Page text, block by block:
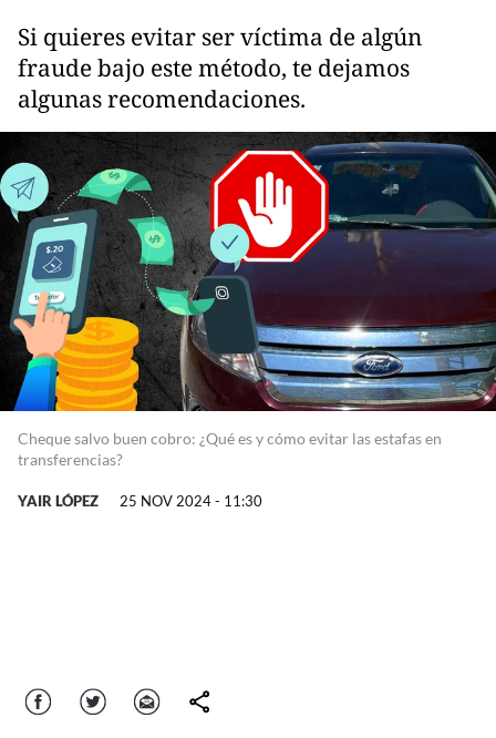
Si quieres evitar ser víctima de algún
fraude bajo este método, te dejamos
algunas recomendaciones.
Cheque salvo buen cobro: ¿Qué es y cómo evitar las estafas en
transferencias?
YAIR LÓPEZ 25 NOV 2024 - 11:30
Facebook Twitter Correo comparte